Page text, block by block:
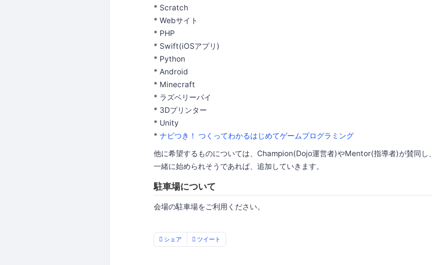
* Scratch
* Webサイト
* PHP
* Swift(iOSアプリ)
* Python
* Android
* Minecraft
* ラズベリーパイ
* 3Dプリンター
* Unity
* ナビつき！ つくってわかるはじめてゲームプログラミング
他に希望するものについては、Champion(Dojo運営者)やMentor(指導者)が賛同し、
一緒に始められそうであれば、追加していきます。
駐車場について
会場の駐車場をご利用ください。
シェア ツイート